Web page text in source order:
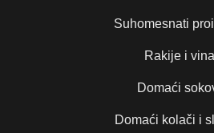
Suhomesnati
Rakije i vina
Domaći
Domaći kolači i